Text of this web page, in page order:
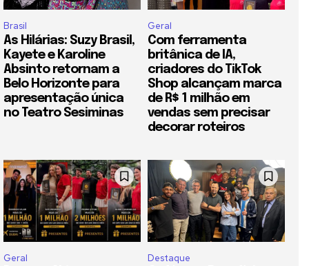
Brasil
As Hilárias: Suzy Brasil,
Kayete e Karoline
Absinto retornam a
Belo Horizonte para
apresentação única
no Teatro Sesiminas
Geral
Com ferramenta
britânica de IA,
criadores do TikTok
Shop alcançam marca
de R$ 1 milhão em
vendas sem precisar
decorar roteiros
Geral Destaque